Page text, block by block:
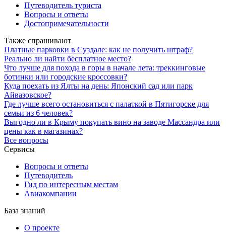
Путеводитель туриста
Вопросы и ответы
Достопримечательности
Также спрашивают
Платные парковки в Суздале: как не получить штраф?
Реально ли найти бесплатное место?
Что лучше для похода в горы в начале лета: треккинговые
ботинки или городские кроссовки?
Куда поехать из Ялты на день: Японский сад или парк
Айвазовское?
Где лучше всего остановиться с палаткой в Пятигорске для
семьи из 6 человек?
Выгодно ли в Крыму покупать вино на заводе Массандра или
цены как в магазинах?
Все вопросы
Сервисы
Вопросы и ответы
Путеводитель
Гид по интересным местам
Авиакомпании
База знаний
О проекте